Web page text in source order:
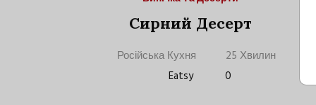
Сирний Десерт
Російська Кухня
25 Хвилин
Eatsy
0